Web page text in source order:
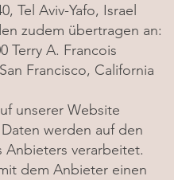
Tel Aviv-Yafo, Israel
zudem übertragen an:
Terry A. Francois
Francisco, California
unserer Website
werden auf den
Anbieters verarbeitet.
dem Anbieter einen